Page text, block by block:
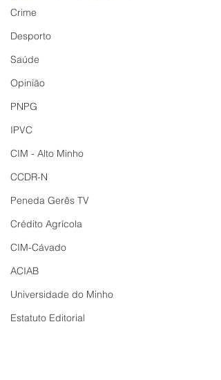
Crime
Desporto
Saúde
Opinião
PNPG
IPVC
CIM - Alto Minho
CCDR-N
Peneda Gerês TV
Crédito Agrícola
CIM-Cávado
ACIAB
Universidade do Minho
Estatuto Editorial